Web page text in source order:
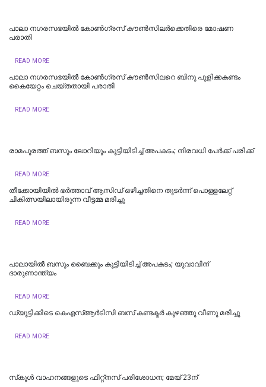
പാലാ നഗരസഭയിൽ കോൺഗ്രസ് കൗൺസിലർക്കെതിരെ മോഷണ
പരാതി
READ MORE
പാലാ നഗരസഭയില്‍ കോൺഗ്രസ് കൗൺസിലറെ ബിനു പുളിക്കകണ്ടം
കൈയേറ്റം ചെയ്തതായി പരാതി
READ MORE
രാമപുരത്ത് ബസും ലോറിയും കൂട്ടിയിടിച്ച് അപകടം; നിരവധി പേർക്ക് പരിക്ക്
READ MORE
തീക്കോയിയിൽ ഭർത്താവ് ആസിഡ് ഒഴിച്ചതിനെ തുടർന്ന് പൊള്ളലേറ്റ്
ചികിത്സയിലായിരുന്ന വീട്ടമ്മ മരിച്ചു
READ MORE
പാലായില്‍ ബസും ബൈക്കും കൂട്ടിയിടിച്ച് അപകടം; യുവാവിന്
ദാരുണാന്ത്യം
READ MORE
ഡ്യൂട്ടിക്കിടെ കെഎസ്ആര്‍ടിസി ബസ് കണ്ടക്ടര്‍ കുഴഞ്ഞു വീണു മരിച്ചു
READ MORE
സ്‌കൂള്‍ വാഹനങ്ങളുടെ ഫിറ്റ്‌നസ് പരിശോധന; മേയ് 23ന്